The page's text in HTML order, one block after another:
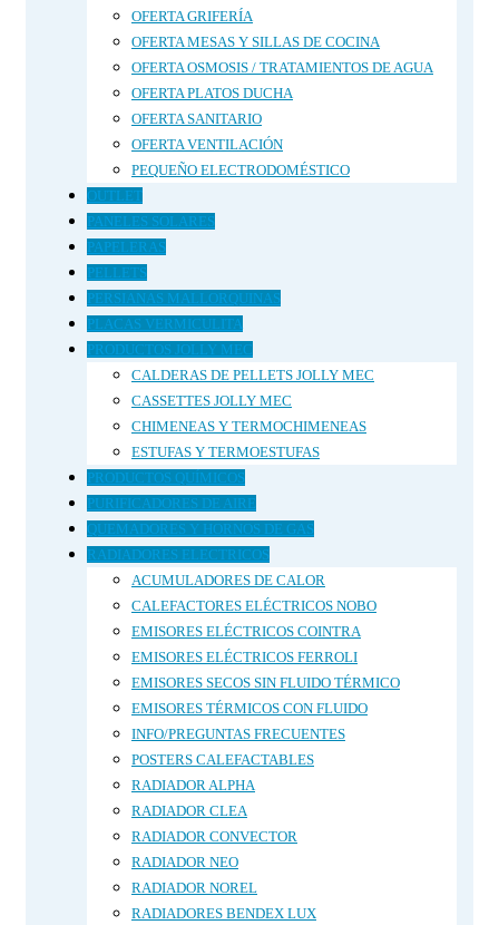
OFERTA GRIFERÍA
OFERTA MESAS Y SILLAS DE COCINA
OFERTA OSMOSIS / TRATAMIENTOS DE AGUA
OFERTA PLATOS DUCHA
OFERTA SANITARIO
OFERTA VENTILACIÓN
PEQUEÑO ELECTRODOMÉSTICO
OUTLET
PANELES SOLARES
PAPELERAS
PELLETS
PERSIANAS MALLORQUINAS
PLACAS VERMICULITA
PRODUCTOS JOLLY MEC
CALDERAS DE PELLETS JOLLY MEC
CASSETTES JOLLY MEC
CHIMENEAS Y TERMOCHIMENEAS
ESTUFAS Y TERMOESTUFAS
PRODUCTOS QUÍMICOS
PURIFICADORES DE AIRE
QUEMADORES Y HORNOS DE GAS
RADIADORES ELECTRICOS
ACUMULADORES DE CALOR
CALEFACTORES ELÉCTRICOS NOBO
EMISORES ELÉCTRICOS COINTRA
EMISORES ELÉCTRICOS FERROLI
EMISORES SECOS SIN FLUIDO TÉRMICO
EMISORES TÉRMICOS CON FLUIDO
INFO/PREGUNTAS FRECUENTES
POSTERS CALEFACTABLES
RADIADOR ALPHA
RADIADOR CLEA
RADIADOR CONVECTOR
RADIADOR NEO
RADIADOR NOREL
RADIADORES BENDEX LUX